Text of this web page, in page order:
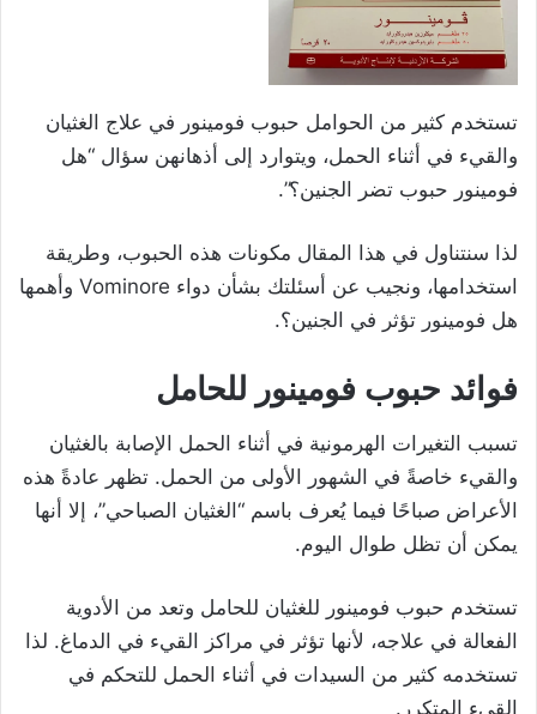
تستخدم كثير من الحوامل حبوب فومينور في علاج الغثيان
والقيء في أثناء الحمل، ويتوارد إلى أذهانهن سؤال “هل
فومينور حبوب تضر الجنين؟”.
لذا سنتناول في هذا المقال مكونات هذه الحبوب، وطريقة
استخدامها، ونجيب عن أسئلتك بشأن دواء Vominore وأهمها
هل فومينور تؤثر في الجنين؟.
فوائد حبوب فومينور للحامل
تسبب التغيرات الهرمونية في أثناء الحمل الإصابة بالغثيان
والقيء خاصةً في الشهور الأولى من الحمل. تظهر عادةً هذه
الأعراض صباحًا فيما يُعرف باسم “الغثيان الصباحي”، إلا أنها
يمكن أن تظل طوال اليوم.
تستخدم حبوب فومينور للغثيان للحامل وتعد من الأدوية
الفعالة في علاجه، لأنها تؤثر في مراكز القيء في الدماغ. لذا
تستخدمه كثير من السيدات في أثناء الحمل للتحكم في
القيء المتكرر.